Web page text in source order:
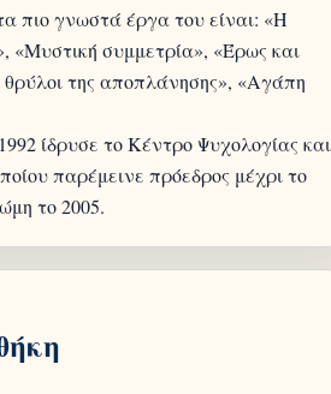
πιο γνωστά έργα του είναι: «Η
«Μυστική συμμετρία», «Έρως και
της αποπλάνησης», «Αγάπη
ίδρυσε το Κέντρο Ψυχολογίας και
παρέμεινε πρόεδρος μέχρι το